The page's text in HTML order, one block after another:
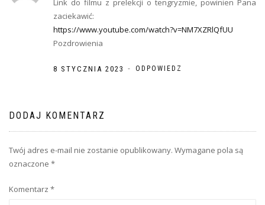
Link do filmu z prelekcji o tengryzmie, powinien Pana
zaciekawić:
https://www.youtube.com/watch?v=NM7XZRlQfUU
Pozdrowienia
8 STYCZNIA 2023 - ODPOWIEDZ
DODAJ KOMENTARZ
Twój adres e-mail nie zostanie opublikowany. Wymagane pola są
oznaczone *
Komentarz *